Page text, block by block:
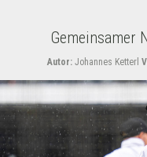
Gemeinsamer
Autor:Johannes Ketterl